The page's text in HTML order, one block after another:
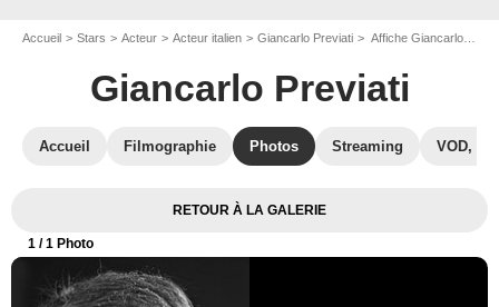
Accueil Stars Acteur Acteur italien Giancarlo Previati Affiche Giancarlo Previati
Giancarlo Previati
Accueil Filmographie Photos Streaming VOD,
RETOUR À LA GALERIE
1 / 1 Photo